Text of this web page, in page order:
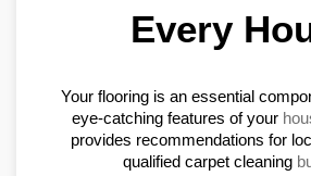
Every
Your flooring is an essential
eye-catching features of your
provides recommendations for
qualified carpet cleaning